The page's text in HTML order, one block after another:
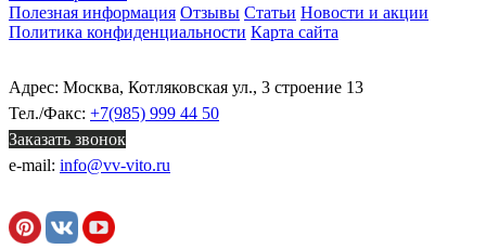
Полезная информация Отзывы Статьи Новости и акции
Политика конфиденциальности Карта сайта
Адрес: Москва, Котляковская ул., 3 строение 13
Тел./Факс: +7(985) 999 44 50
Заказать звонок
e-mail: info@vv-vito.ru